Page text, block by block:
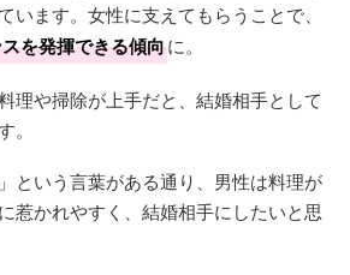
います。女性に支えてもらうことで、
を発揮できる傾向に。
理や掃除が上手だと、結婚相手として
という言葉がある通り、男性は料理が
惹かれやすく、結婚相手にしたいと思